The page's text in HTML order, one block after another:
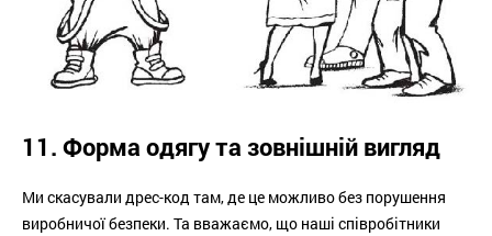
11. Форма одягу та зовнішній вигляд
Ми скасували дрес-код там, де це можливо без порушення
виробничої безпеки. Та вважаємо, що наші співробітники